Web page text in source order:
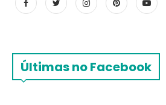
Últimas no Facebook